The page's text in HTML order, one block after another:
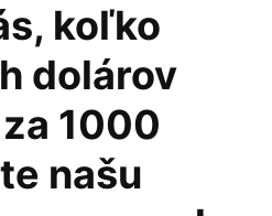
koľko
dolárov
1000
našu